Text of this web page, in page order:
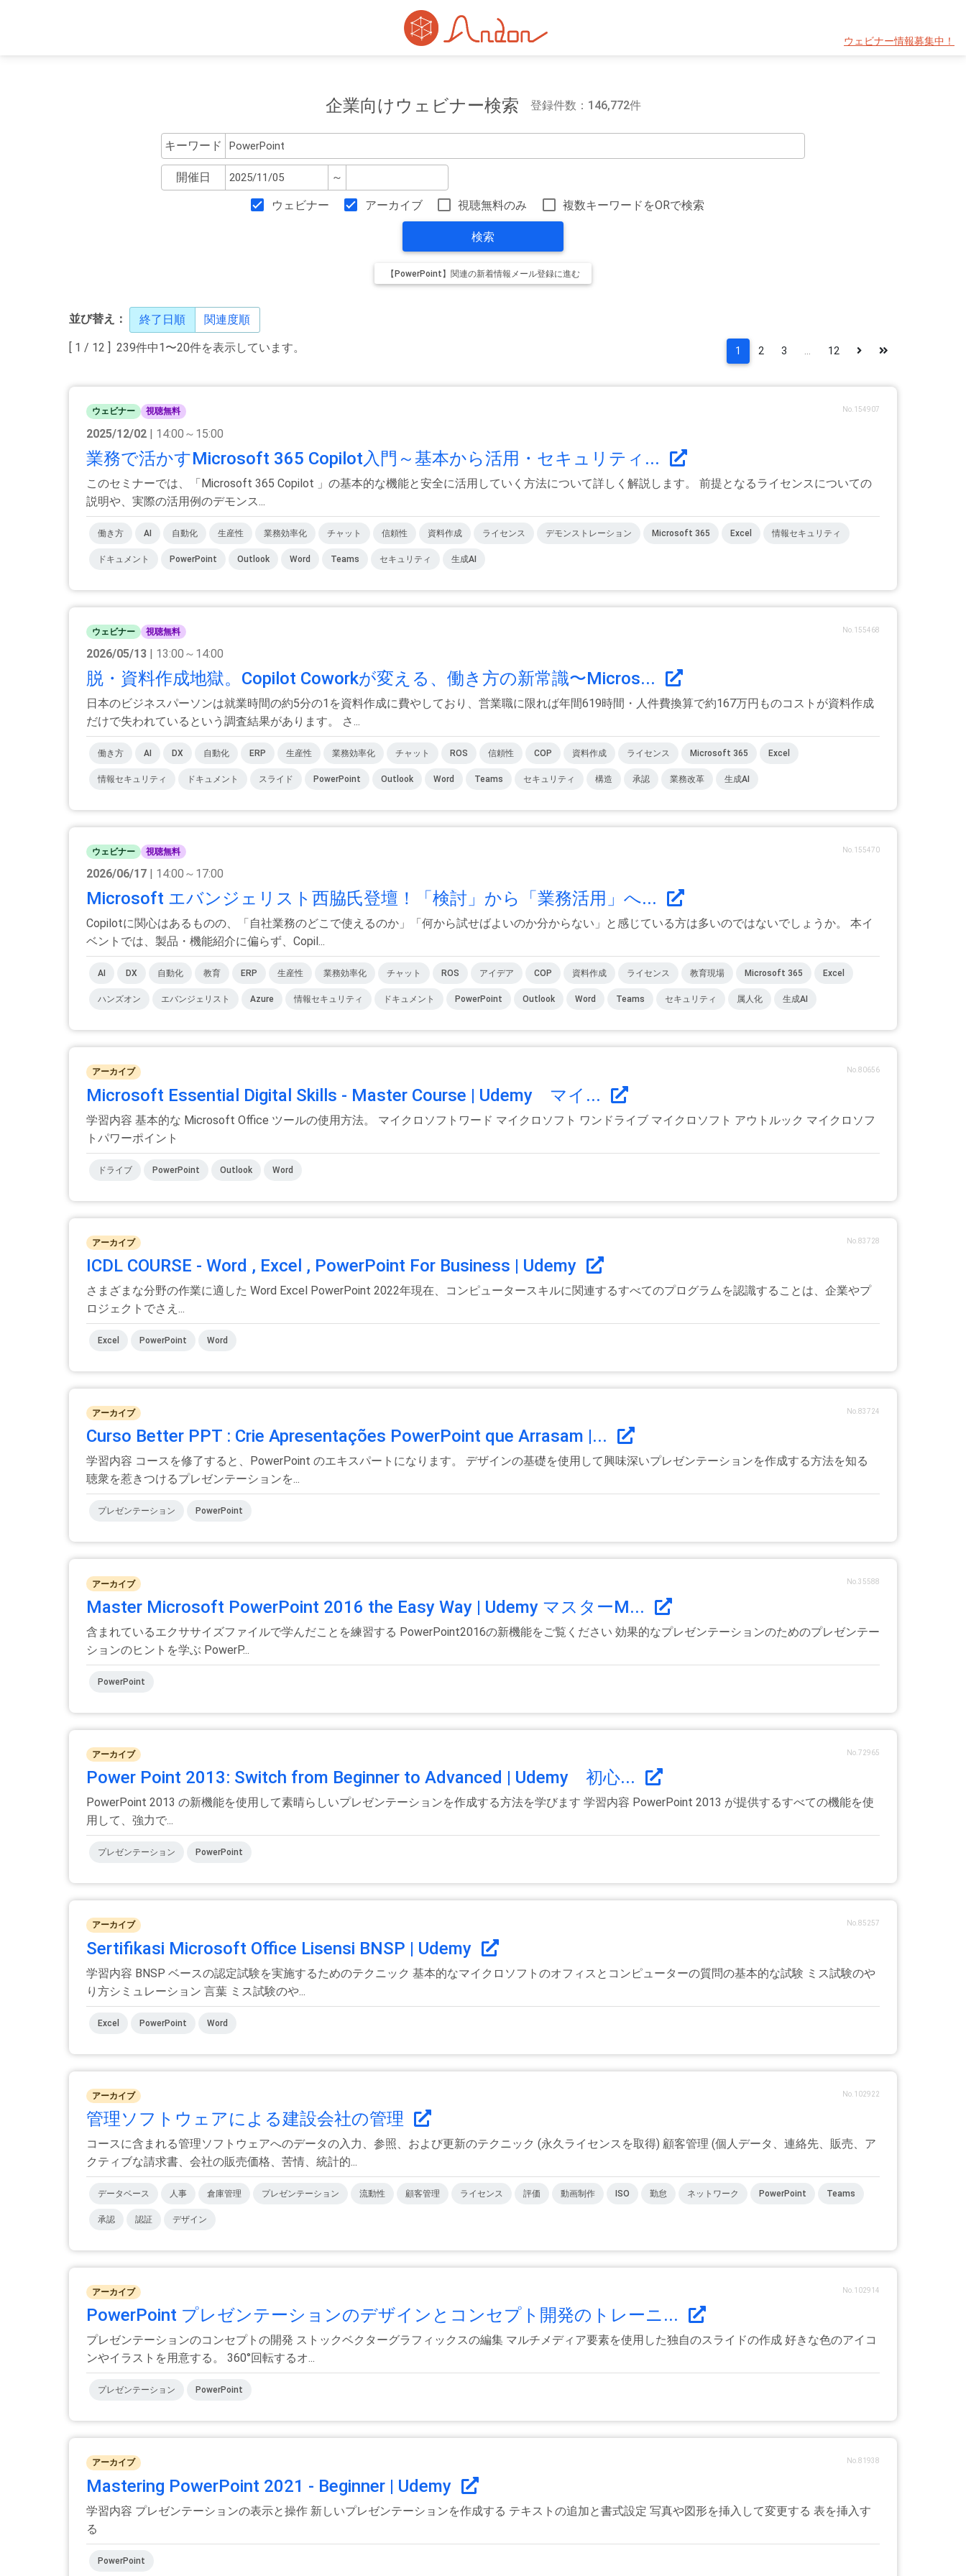
ウェビナー情報募集中！
企業向けウェビナー検索 登録件数：146,772件
キーワード
開催日 ～
ウェビナー アーカイブ 視聴無料のみ 複数キーワードをORで検索
検索
【PowerPoint】関連の新着情報メール登録に進む
並び替え： 終了日順 関連度順
[ 1 / 12 ] 239件中1〜20件を表示しています。 1 2 3 ... 12
ウェビナー 視聴無料 No.154907
2025/12/02 | 14:00～15:00
業務で活かすMicrosoft 365 Copilot入門～基本から活用・セキュリティ...
このセミナーでは、「Microsoft 365 Copilot 」の基本的な機能と安全に活用していく方法について詳しく解説します。 前提となるライセンスについての
説明や、実際の活用例のデモンス...
働き方 AI 自動化 生産性 業務効率化 チャット 信頼性 資料作成 ライセンス デモンストレーション Microsoft 365 Excel 情報セキュリティ
ドキュメント PowerPoint Outlook Word Teams セキュリティ 生成AI
ウェビナー 視聴無料 No.155468
2026/05/13 | 13:00～14:00
脱・資料作成地獄。Copilot Coworkが変える、働き方の新常識〜Micros...
日本のビジネスパーソンは就業時間の約5分の1を資料作成に費やしており、営業職に限れば年間619時間・人件費換算で約167万円ものコストが資料作成
だけで失われているという調査結果があります。 さ...
働き方 AI DX 自動化 ERP 生産性 業務効率化 チャット ROS 信頼性 COP 資料作成 ライセンス Microsoft 365 Excel
情報セキュリティ ドキュメント スライド PowerPoint Outlook Word Teams セキュリティ 構造 承認 業務改革 生成AI
ウェビナー 視聴無料 No.155470
2026/06/17 | 14:00～17:00
Microsoft エバンジェリスト西脇氏登壇！「検討」から「業務活用」へ...
Copilotに関心はあるものの、「自社業務のどこで使えるのか」「何から試せばよいのか分からない」と感じている方は多いのではないでしょうか。 本イ
ベントでは、製品・機能紹介に偏らず、Copil...
AI DX 自動化 教育 ERP 生産性 業務効率化 チャット ROS アイデア COP 資料作成 ライセンス 教育現場 Microsoft 365 Excel
ハンズオン エバンジェリスト Azure 情報セキュリティ ドキュメント PowerPoint Outlook Word Teams セキュリティ 属人化 生成AI
アーカイブ No.80656
Microsoft Essential Digital Skills - Master Course | Udemy マイ...
学習内容 基本的な Microsoft Office ツールの使用方法。 マイクロソフトワード マイクロソフト ワンドライブ マイクロソフト アウトルック マイクロソフ
トパワーポイント
ドライブ PowerPoint Outlook Word
アーカイブ No.83728
ICDL COURSE - Word , Excel , PowerPoint For Business | Udemy
さまざまな分野の作業に適した Word Excel PowerPoint 2022年現在、コンピュータースキルに関連するすべてのプログラムを認識することは、企業やプ
ロジェクトでさえ...
Excel PowerPoint Word
アーカイブ No.83724
Curso Better PPT : Crie Apresentações PowerPoint que Arrasam |...
学習内容 コースを修了すると、PowerPoint のエキスパートになります。 デザインの基礎を使用して興味深いプレゼンテーションを作成する方法を知る
聴衆を惹きつけるプレゼンテーションを...
プレゼンテーション PowerPoint
アーカイブ No.35588
Master Microsoft PowerPoint 2016 the Easy Way | Udemy マスターM...
含まれているエクササイズファイルで学んだことを練習する PowerPoint2016の新機能をご覧ください 効果的なプレゼンテーションのためのプレゼンテー
ションのヒントを学ぶ PowerP...
PowerPoint
アーカイブ No.72965
Power Point 2013: Switch from Beginner to Advanced | Udemy 初心...
PowerPoint 2013 の新機能を使用して素晴らしいプレゼンテーションを作成する方法を学びます 学習内容 PowerPoint 2013 が提供するすべての機能を使
用して、強力で...
プレゼンテーション PowerPoint
アーカイブ No.85257
Sertifikasi Microsoft Office Lisensi BNSP | Udemy
学習内容 BNSP ベースの認定試験を実施するためのテクニック 基本的なマイクロソフトのオフィスとコンピューターの質問の基本的な試験 ミス試験のや
り方シミュレーション 言葉 ミス試験のや...
Excel PowerPoint Word
アーカイブ No.102922
管理ソフトウェアによる建設会社の管理
コースに含まれる管理ソフトウェアへのデータの入力、参照、および更新のテクニック (永久ライセンスを取得) 顧客管理 (個人データ、連絡先、販売、ア
クティブな請求書、会社の販売価格、苦情、統計的...
データベース 人事 倉庫管理 プレゼンテーション 流動性 顧客管理 ライセンス 評価 動画制作 ISO 勤怠 ネットワーク PowerPoint Teams
承認 認証 デザイン
アーカイブ No.102914
PowerPoint プレゼンテーションのデザインとコンセプト開発のトレーニ...
プレゼンテーションのコンセプトの開発 ストックベクターグラフィックスの編集 マルチメディア要素を使用した独自のスライドの作成 好きな色のアイコ
ンやイラストを用意する。 360°回転するオ...
プレゼンテーション PowerPoint
アーカイブ No.81938
Mastering PowerPoint 2021 - Beginner | Udemy
学習内容 プレゼンテーションの表示と操作 新しいプレゼンテーションを作成する テキストの追加と書式設定 写真や図形を挿入して変更する 表を挿入す
る
PowerPoint